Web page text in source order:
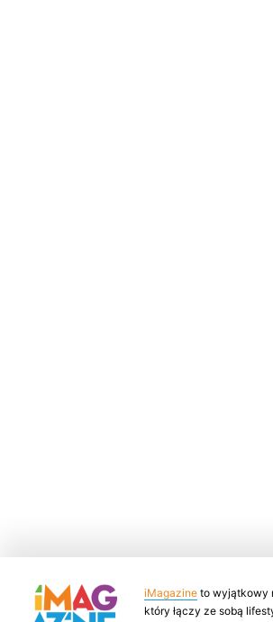
iMagazine to wyjątkowy
który łączy ze sobą